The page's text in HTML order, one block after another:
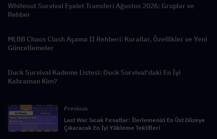
Whiteout Survival Eyalet Transferi Ağustos 2026: Gruplar ve
Rehber
MLBB Chaos Clash Aşama II Rehberi: Kurallar, Özellikler ve Yeni
Güncellemeler
Duck Survival Kademe Listesi: Duck Survival'daki En İyi
Kahraman Kim?
Previous
Last War Sıcak Fırsatlar: İlerlemenizi En Üst Düzeye
Çıkaracak En İyi Yükleme Teklifleri